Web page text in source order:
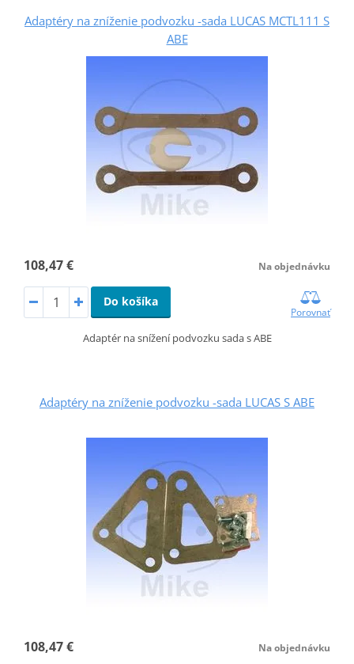
Adaptéry na zníženie podvozku -sada LUCAS MCTL111 S
ABE
108,47 € Na objednávku
Do košíka
Porovnať
Adaptér na snížení podvozku sada s ABE
Adaptéry na zníženie podvozku -sada LUCAS S ABE
108,47 € Na objednávku